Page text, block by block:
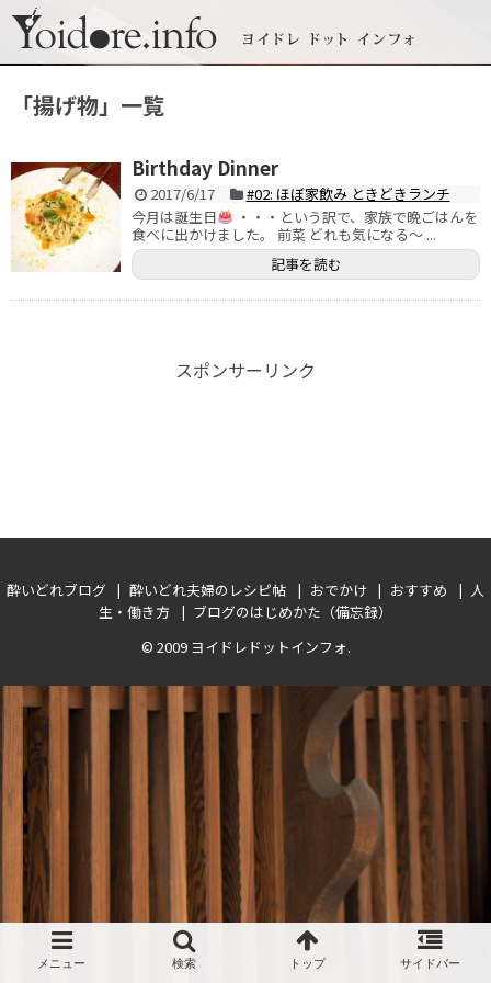
「揚げ物」 一覧
Birthday Dinner
2017/6/17
#02: ほぼ家飲み ときどきランチ
今月は誕生日
・・・という訳で、家族で晩ごはんを
食べに出かけました。 前菜 どれも気になる〜 ...
記事を読む
スポンサーリンク
酔いどれブログ 酔いどれ夫婦のレシピ帖 おでかけ おすすめ
人
生・働き方
ブログのはじめかた（備忘録）
© 2009 ヨイドレドットインフォ.